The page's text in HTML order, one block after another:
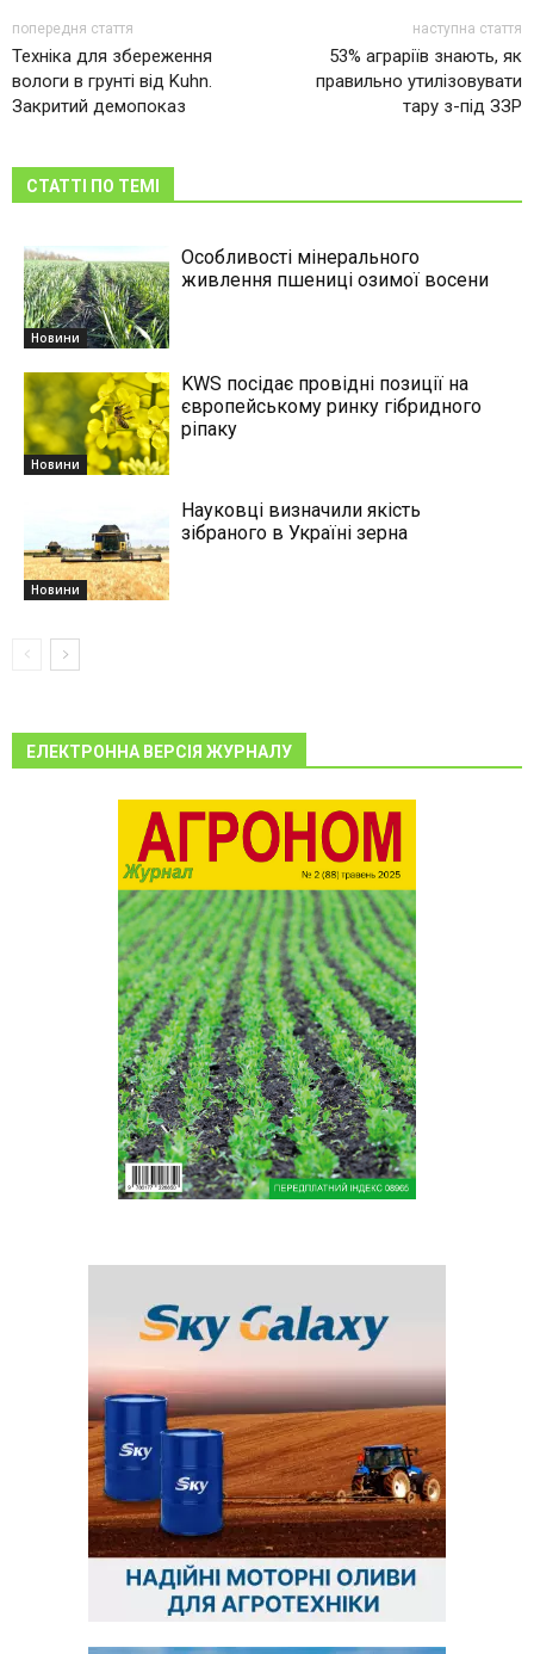
попередня стаття
Техніка для збереження
вологи в грунті від Kuhn.
Закритий демопоказ
наступна стаття
53% аграріїв знають, як
правильно утилізовувати
тару з-під ЗЗР
СТАТТІ ПО ТЕМІ
Новини
Особливості мінерального
живлення пшениці озимої восени
Новини
KWS посідає провідні позиції на
європейському ринку гібридного
ріпаку
Новини
Науковці визначили якість
зібраного в Україні зерна
ЕЛЕКТРОННА ВЕРСІЯ ЖУРНАЛУ